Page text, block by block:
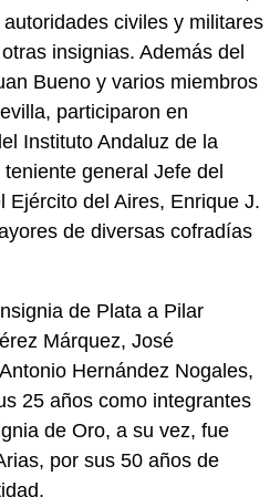
civiles y militares
insignias. Además del
Bueno y varios miembros
participaron en
Instituto Andaluz de la
general Jefe del
Ejército del Aires, Enrique J.
de diversas cofradías
de Plata a Pilar
Márquez, José
Hernández Nogales,
25 años como integrantes
de Oro, a su vez, fue
por sus 50 años de